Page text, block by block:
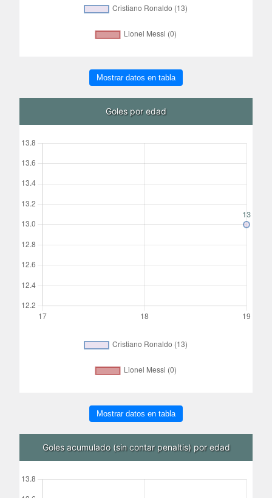
Mostrar datos en tabla
Goles por edad
Mostrar datos en tabla
Goles acumulado (sin contar penaltis) por edad